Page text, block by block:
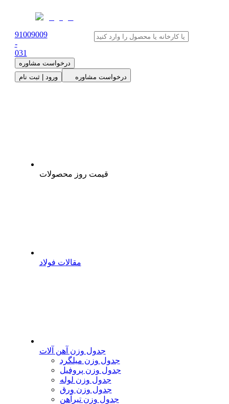
91009009
-
031
درخواست مشاوره
ورود | ثبت نام
درخواست مشاوره
قیمت روز محصولات
مقالات فولاد
جدول وزن آهن آلات
جدول وزن میلگرد
جدول وزن پروفیل
جدول وزن لوله
جدول وزن ورق
جدول وزن تیرآهن